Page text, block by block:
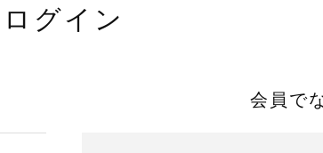
ログイン
会員で